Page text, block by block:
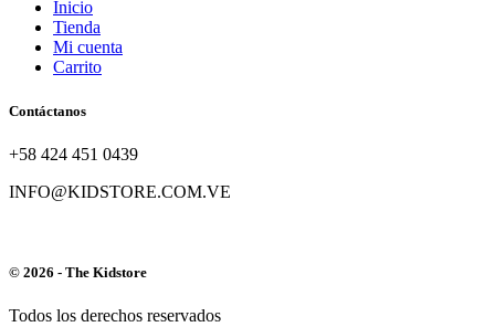
Inicio
Tienda
Mi cuenta
Carrito
Contáctanos
+58 424 451 0439
INFO@KIDSTORE.COM.VE
© 2026 - The Kidstore
Todos los derechos reservados